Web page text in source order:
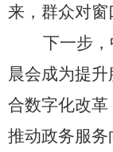
来，群众对窗
下一步，
晨会成为提
合数字化改革
推动政务服